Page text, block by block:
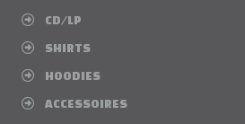
CD/LP
SHIRTS
HOODIES
ACCESSOIRES